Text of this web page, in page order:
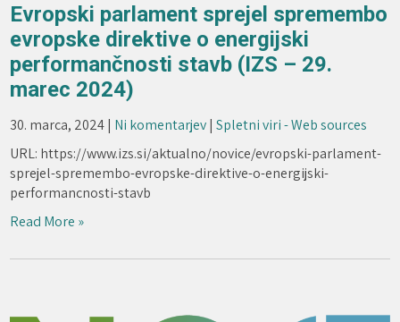
Evropski parlament sprejel spremembo
evropske direktive o energijski
performančnosti stavb (IZS – 29.
marec 2024)
30. marca, 2024| Ni komentarjev|Spletni viri - Web sources
URL: https://www.izs.si/aktualno/novice/evropski-parlament-
sprejel-spremembo-evropske-direktive-o-energijski-
performancnosti-stavb
Read More »